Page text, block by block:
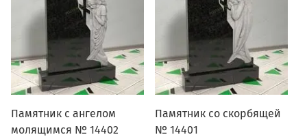
Памятник с ангелом
молящимся № 14402
Памятник со скорбящей
№ 14401